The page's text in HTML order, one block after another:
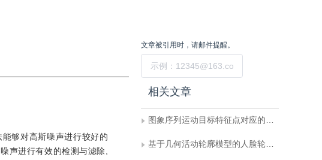
够对高斯噪声进行较好的
声进行有效的检测与滤除,
文章被引用时，请邮件提醒。
相关文章
图象序列运动目标特征点对应的极指数栅格方法
基于几何活动轮廓模型的人脸轮廓提取方法